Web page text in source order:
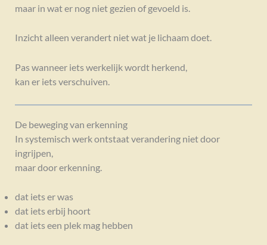
maar in wat er nog niet gezien of gevoeld is.
Inzicht alleen verandert niet wat je lichaam doet.
Pas wanneer iets werkelijk wordt herkend,
kan er iets verschuiven.
De beweging van erkenning
In systemisch werk ontstaat verandering niet door
ingrijpen,
maar door erkenning.
dat iets er was
dat iets erbij hoort
dat iets een plek mag hebben